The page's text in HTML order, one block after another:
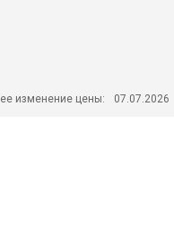
изменение цены: 07.07.2026